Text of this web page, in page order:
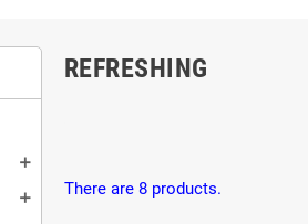
REFRESHING
There are 8 products.